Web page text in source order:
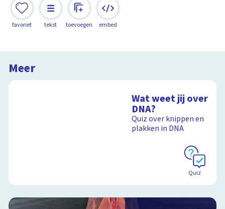
favoriet tekst toevoegen embed
Meer
Wat weet jij over
DNA?
Quiz over knippen en
plakken in DNA
Quiz